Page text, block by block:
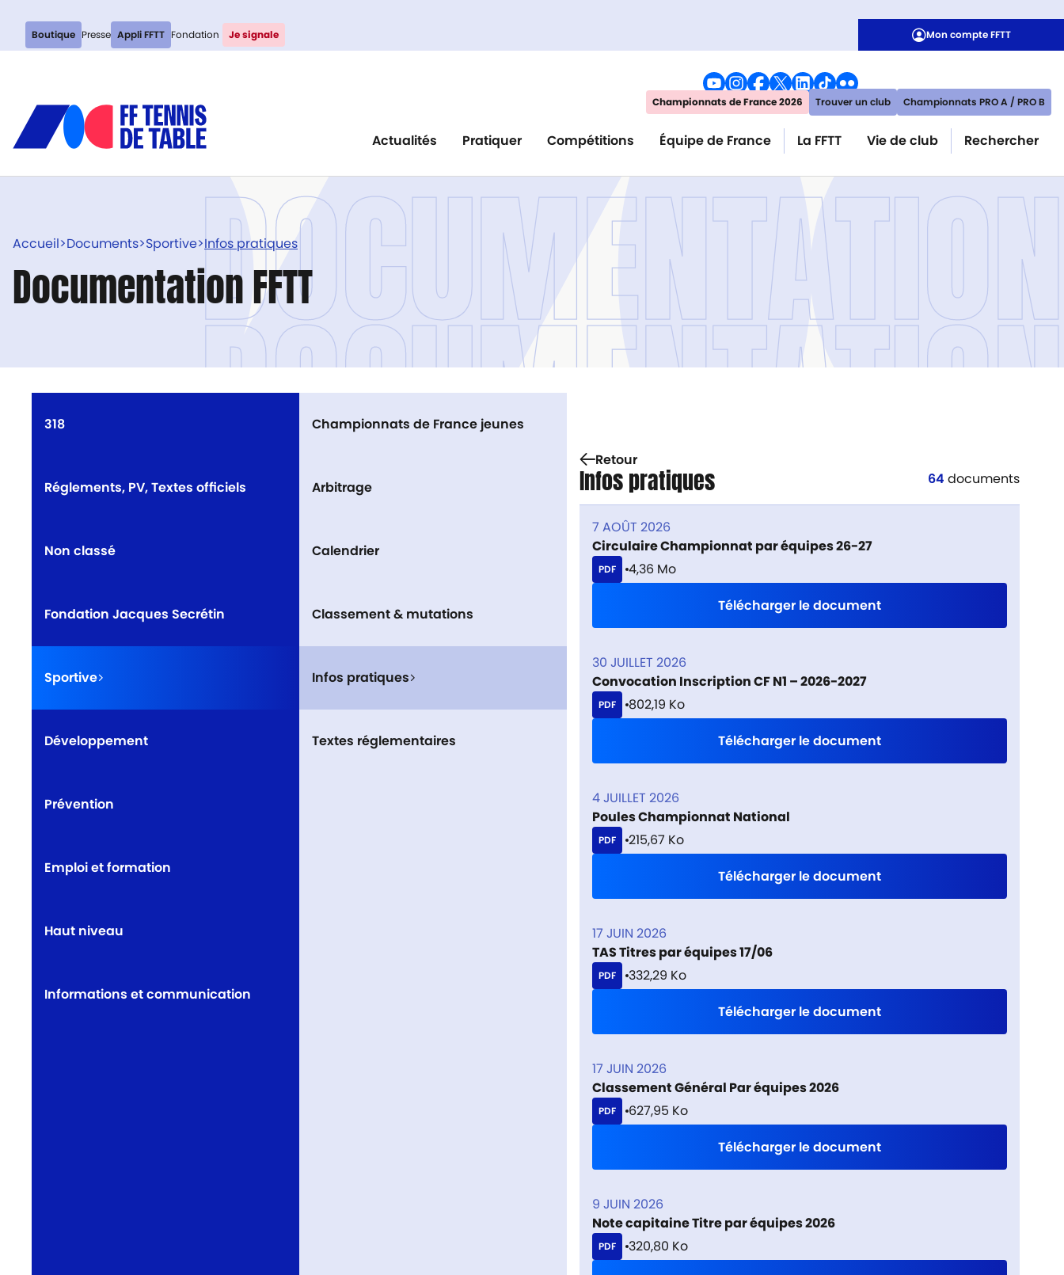
Boutique Presse Appli FFTT Fondation Je signale Mon compte FFTT
Championnats de France 2026 Trouver un club Championnats PRO A / PRO B
Actualités Pratiquer Compétitions Équipe de France La FFTT Vie de club Rechercher
DOCUMENTATION
DOCUMENTATION
Accueil>Documents>Sportive>Infos pratiques
Documentation FFTT
318
Réglements, PV, Textes officiels
Non classé
Fondation Jacques Secrétin
Sportive
Développement
Prévention
Emploi et formation
Haut niveau
Informations et communication
Championnats de France jeunes
Arbitrage
Calendrier
Classement & mutations
Infos pratiques
Textes réglementaires
Retour
Infos pratiques 64 documents
7 AOÛT 2026
Circulaire Championnat par équipes 26-27
PDF
4,36 Mo
Télécharger le document
30 JUILLET 2026
Convocation Inscription CF N1 – 2026-2027
PDF
802,19 Ko
Télécharger le document
4 JUILLET 2026
Poules Championnat National
PDF
215,67 Ko
Télécharger le document
17 JUIN 2026
TAS Titres par équipes 17/06
PDF
332,29 Ko
Télécharger le document
17 JUIN 2026
Classement Général Par équipes 2026
PDF
627,95 Ko
Télécharger le document
9 JUIN 2026
Note capitaine Titre par équipes 2026
PDF
320,80 Ko